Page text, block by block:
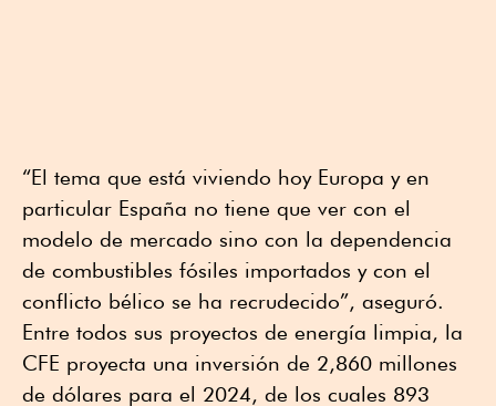
“El tema que está viviendo hoy Europa y en
particular España no tiene que ver con el
modelo de mercado sino con la dependencia
de combustibles fósiles importados y con el
conflicto bélico se ha recrudecido”, aseguró.
Entre todos sus proyectos de energía limpia, la
CFE proyecta una inversión de 2,860 millones
de dólares para el 2024, de los cuales 893